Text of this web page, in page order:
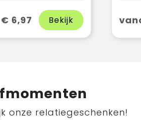
6,97 Bekijk
onze relatiegeschenken!